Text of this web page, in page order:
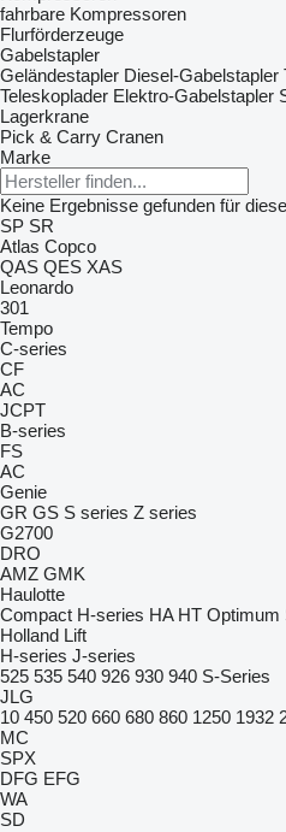
fahrbare Kompressoren
Flurförderzeuge
Gabelstapler
Geländestapler Diesel-Gabelstapler
Teleskoplader Elektro-Gabelstapler
Lagerkrane
Pick & Carry Cranen
Marke
Keine Ergebnisse gefunden für
SP SR
Atlas Copco
QAS QES XAS
Leonardo
301
Tempo
C-series
CF
AC
JCPT
B-series
FS
AC
Genie
GR GS S series Z series
G2700
DRO
AMZ GMK
Haulotte
Compact H-series HA HT Optimum
Holland Lift
H-series J-series
525 535 540 926 930 940 S-Series
JLG
10 450 520 660 680 860 1250 1932
MC
SPX
DFG EFG
WA
SD